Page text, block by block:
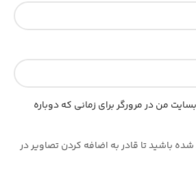
من در مرورگر برای زمانی که دوباره
باشید تا قادر به اضافه کردن تصاویر در